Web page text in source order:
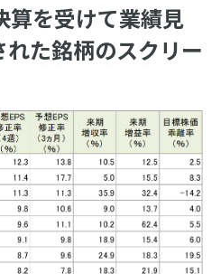
を受けて業績見
た銘柄のスクリー